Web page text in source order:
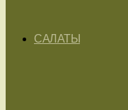
САЛАТЫ